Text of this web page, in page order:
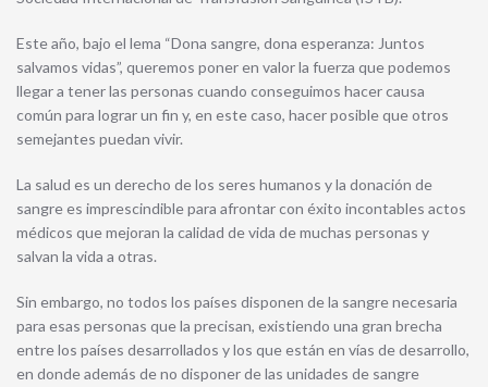
Este año, bajo el lema “Dona sangre, dona esperanza: Juntos
salvamos vidas”, queremos poner en valor la fuerza que podemos
llegar a tener las personas cuando conseguimos hacer causa
común para lograr un fin y, en este caso, hacer posible que otros
semejantes puedan vivir.
La salud es un derecho de los seres humanos y la donación de
sangre es imprescindible para afrontar con éxito incontables actos
médicos que mejoran la calidad de vida de muchas personas y
salvan la vida a otras.
Sin embargo, no todos los países disponen de la sangre necesaria
para esas personas que la precisan, existiendo una gran brecha
entre los países desarrollados y los que están en vías de desarrollo,
en donde además de no disponer de las unidades de sangre